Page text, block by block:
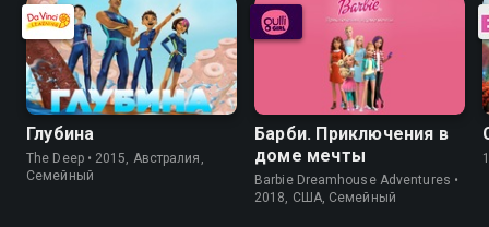
Глубина
The Deep • 2015, Австралия,
Семейный
Барби. Приключения в
доме мечты
Barbie Dreamhouse Adventures •
2018, США, Семейный